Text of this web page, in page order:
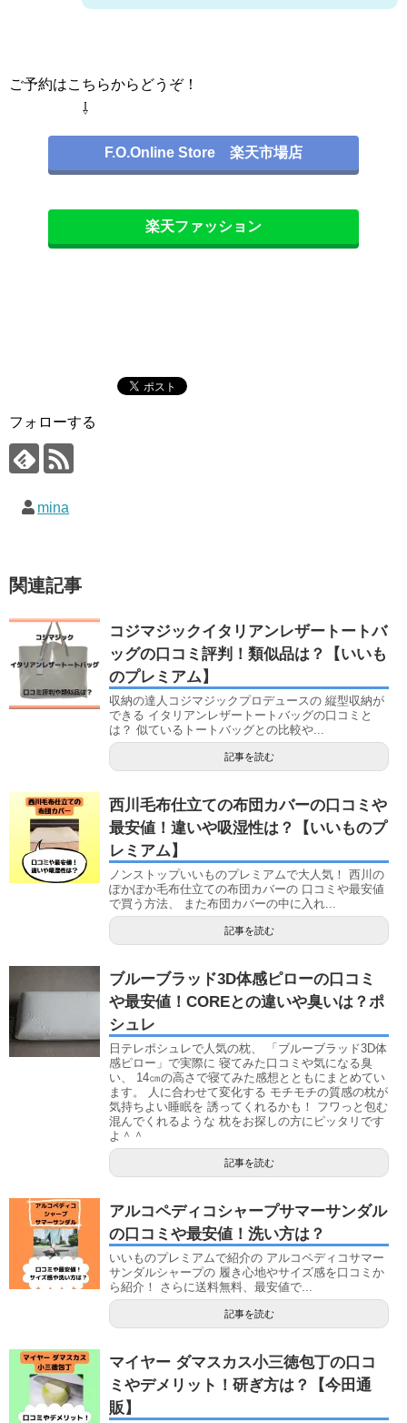
ご予約はこちらからどうぞ！
⇩
F.O.Online Store 楽天市場店
楽天ファッション
フォローする
mina
関連記事
コジマジックイタリアンレザートートバ
ッグの口コミ評判！類似品は？【いいも
のプレミアム】
収納の達人コジマジックプロデュースの 縦型収納が
できる イタリアンレザートートバッグの口コミと
は？ 似ているトートバッグとの比較や...
記事を読む
西川毛布仕立ての布団カバーの口コミや
最安値！違いや吸湿性は？【いいものプ
レミアム】
ノンストップいいものプレミアムで大人気！ 西川の
ぽかぽか毛布仕立ての布団カバーの 口コミや最安値
で買う方法、 また布団カバーの中に入れ...
記事を読む
ブルーブラッド3D体感ピローの口コミ
や最安値！COREとの違いや臭いは？ポ
シュレ
日テレポシュレで人気の枕、 「ブルーブラッド3D体
感ピロー」で実際に 寝てみた口コミや気になる臭
い、 14㎝の高さで寝てみた感想とともにまとめてい
ます。 人に合わせて変化する モチモチの質感の枕が
気持ちよい睡眠を 誘ってくれるかも！ フワっと包む
混んでくれるような 枕をお探しの方にピッタリです
よ＾＾
記事を読む
アルコペディコシャープサマーサンダル
の口コミや最安値！洗い方は？
いいものプレミアムで紹介の アルコペディコサマー
サンダルシャープの 履き心地やサイズ感を口コミか
ら紹介！ さらに送料無料、最安値で...
記事を読む
マイヤー ダマスカス小三徳包丁の口コ
ミやデメリット！研ぎ方は？【今田通
販】